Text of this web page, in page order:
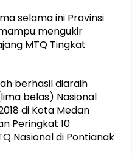
selama ini Provinsi
mengukir
MTQ Tingkat
berhasil diaraih
belas) Nasional
di Kota Medan
Peringkat 10
Nasional di Pontianak